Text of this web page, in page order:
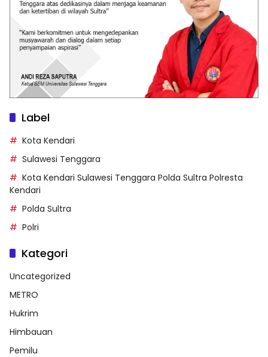
Label
Kota Kendari
Sulawesi Tenggara
Kota Kendari Sulawesi Tenggara Polda Sultra Polresta
Kendari
Polda Sultra
Polri
Kategori
Uncategorized
METRO
Hukrim
Himbauan
Pemilu